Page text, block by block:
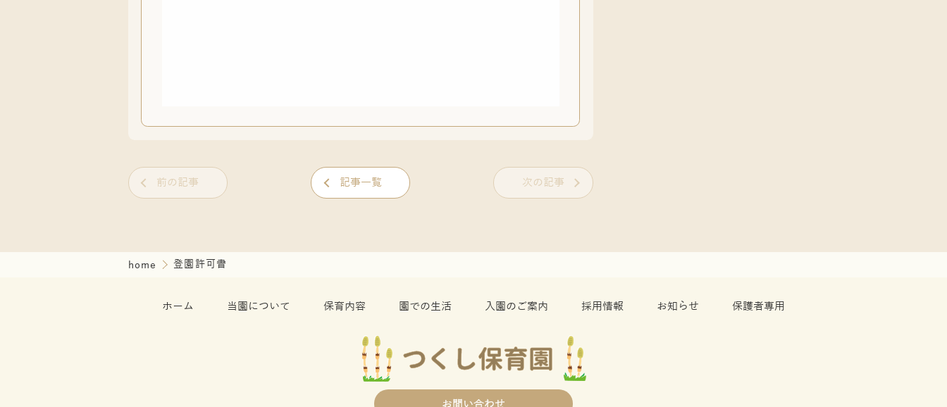
前の記事 記事一覧 次の記事
home 登園許可書
ホーム 当園について 保育内容 園での生活 入園のご案内 採用情報 お知らせ 保護者専用
お問い合わせ